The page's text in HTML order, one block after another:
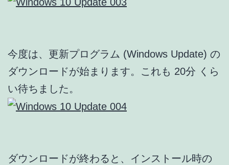
今度は、更新プログラム (Windows Update) の
ダウンロードが始まります。これも 20分 くら
い待ちました。
ダウンロードが終わると、インストール時の